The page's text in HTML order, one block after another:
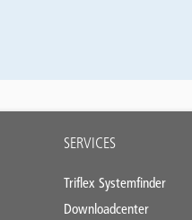
SERVICES
Triflex Systemfinder
Downloadcenter